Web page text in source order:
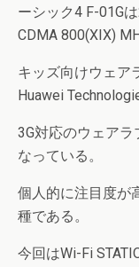
ーシック4 F-01G
CDMA 800(XIX)
キッズ向けウェア
Huawei
3G対応のウェア
なっている。
個人的に注目度が
種である。
今回はWi-Fi